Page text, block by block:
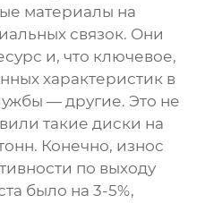
материалы на
связок. Они
и, что ключевое,
характеристик в
— другие. Это не
такие диски на
Конечно, износ
по выходу
было на 3-5%,